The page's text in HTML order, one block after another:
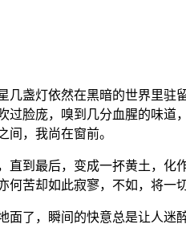
盏灯依然在黑暗的世界里
脸庞，嗅到几分血腥的味道
，我尚在窗前。
到最后，变成一抔黄土，
苦却如此寂寥，不如，将一
了，瞬间的快意总是让人